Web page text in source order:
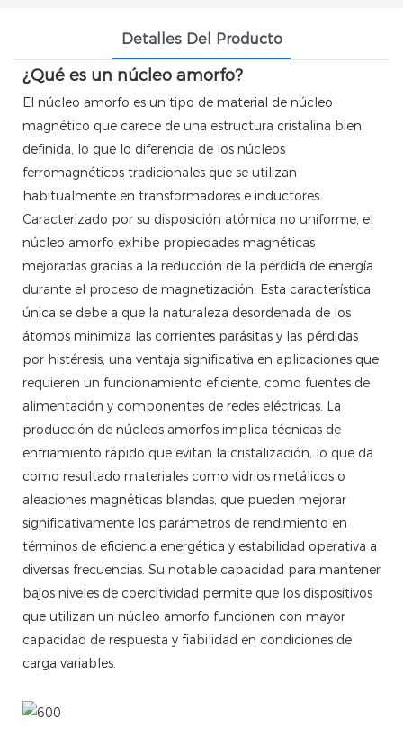
Detalles Del Producto
¿Qué es un núcleo amorfo?
El núcleo amorfo es un tipo de material de núcleo
magnético que carece de una estructura cristalina bien
definida, lo que lo diferencia de los núcleos
ferromagnéticos tradicionales que se utilizan
habitualmente en transformadores e inductores.
Caracterizado por su disposición atómica no uniforme, el
núcleo amorfo exhibe propiedades magnéticas
mejoradas gracias a la reducción de la pérdida de energía
durante el proceso de magnetización. Esta característica
única se debe a que la naturaleza desordenada de los
átomos minimiza las corrientes parásitas y las pérdidas
por histéresis, una ventaja significativa en aplicaciones que
requieren un funcionamiento eficiente, como fuentes de
alimentación y componentes de redes eléctricas. La
producción de núcleos amorfos implica técnicas de
enfriamiento rápido que evitan la cristalización, lo que da
como resultado materiales como vidrios metálicos o
aleaciones magnéticas blandas, que pueden mejorar
significativamente los parámetros de rendimiento en
términos de eficiencia energética y estabilidad operativa a
diversas frecuencias. Su notable capacidad para mantener
bajos niveles de coercitividad permite que los dispositivos
que utilizan un núcleo amorfo funcionen con mayor
capacidad de respuesta y fiabilidad en condiciones de
carga variables.